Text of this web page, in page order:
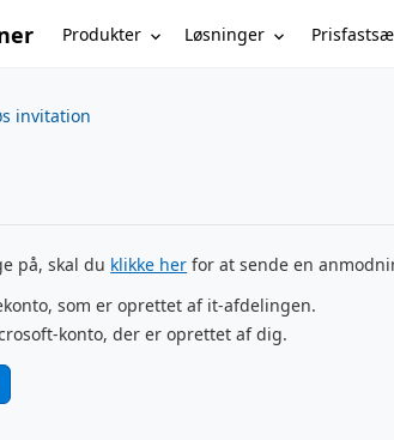
Produkter Løsninger
invitation
på, skal du klikke her for at sende en
som er oprettet af it-afdelingen.
konto, der er oprettet af dig.